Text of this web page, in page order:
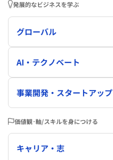
発展的なビジネスを学ぶ
グローバル
AI・テクノベート
事業開発・スタートアップ
価値観･軸/スキルを身につける
キャリア・志